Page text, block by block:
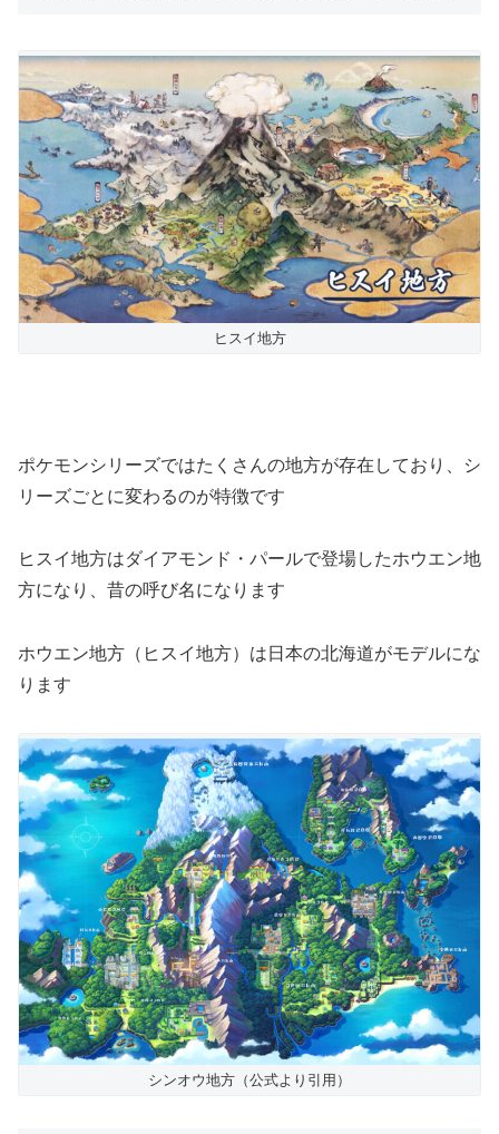
ヒスイ地方
ポケモンシリーズではたくさんの地方が存在しており、シ
リーズごとに変わるのが特徴です
ヒスイ地方はダイアモンド・パールで登場したホウエン地
方になり、昔の呼び名になります
ホウエン地方（ヒスイ地方）は日本の北海道がモデルにな
ります
シンオウ地方（公式より引用）